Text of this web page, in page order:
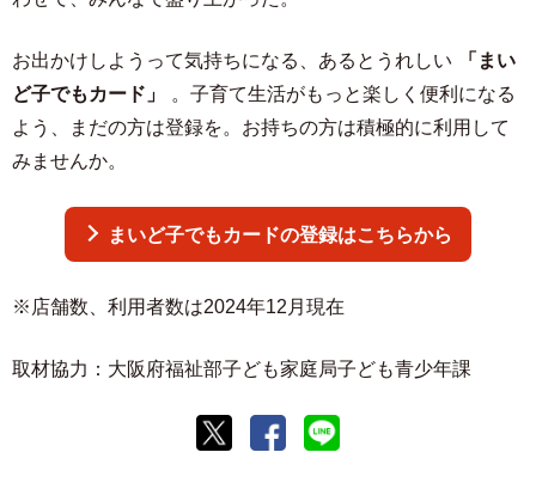
お出かけしようって気持ちになる、あるとうれしい
「まい
ど子でもカード」
。子育て生活がもっと楽しく便利になる
よう、まだの方は登録を。お持ちの方は積極的に利用して
みませんか。
まいど子でもカードの登録はこちらから
※店舗数、利用者数は2024年12月現在
取材協力：大阪府福祉部子ども家庭局子ども青少年課